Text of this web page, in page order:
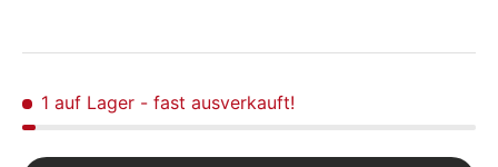
1 auf Lager - fast ausverkauft!